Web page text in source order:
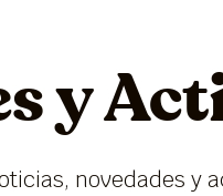
y
novedades y